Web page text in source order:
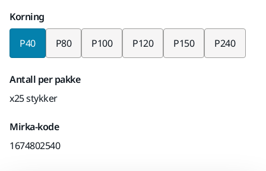
Korning
P40 P80 P100 P120 P150 P240
Antall per pakke
x25 stykker
Mirka-kode
1674802540